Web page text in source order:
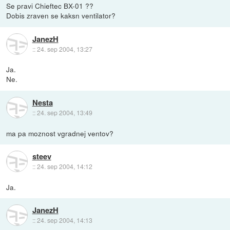
Se pravi Chieftec BX-01 ??
Dobis zraven se kaksn ventilator?
JanezH
::24. sep 2004, 13:27
Ja.
Ne.
Nesta
::24. sep 2004, 13:49
ma pa moznost vgradnej ventov?
steev
::24. sep 2004, 14:12
Ja.
JanezH
::24. sep 2004, 14:13